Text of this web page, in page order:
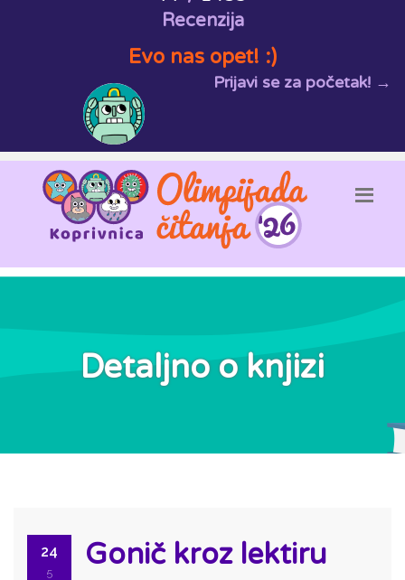
Recenzija
Evo nas opet! :)
Prijavi se za početak! →
Detaljno o knjizi
24
5
Gonič kroz lektiru